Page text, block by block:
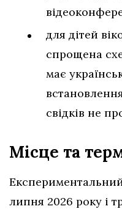
для дітей
спрощена
має
свідків не
Місце та
липня 2026 року і